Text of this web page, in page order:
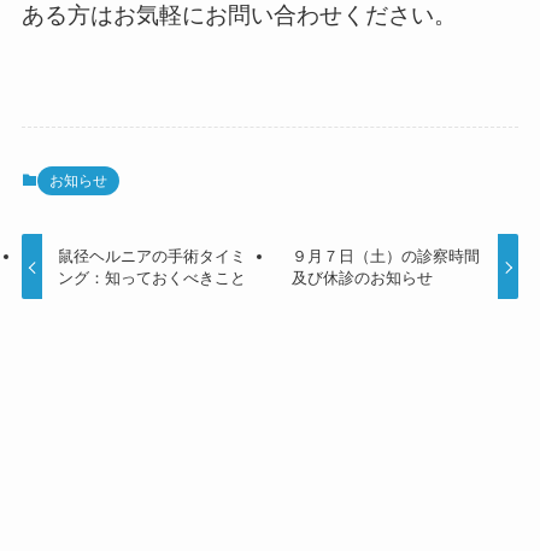
ある方はお気軽にお問い合わせください。
お知らせ
鼠径ヘルニアの手術タイミ
ング：知っておくべきこと
９月７日（土）の診察時間
及び休診のお知らせ